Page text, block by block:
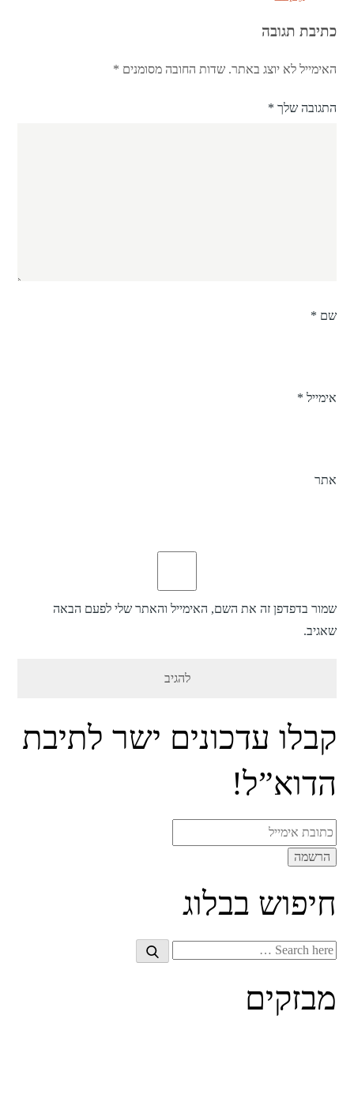
כתיבת תגובה
האימייל לא יוצג באתר. שדות החובה מסומנים *
התגובה שלך *
שם *
אימייל *
אתר
שמור בדפדפן זה את השם, האימייל והאתר שלי לפעם הבאה
שאגיב.
קבלו עדכונים ישר לתיבת
הדוא”ל!
חיפוש בבלוג
Search
Search
מבזקים